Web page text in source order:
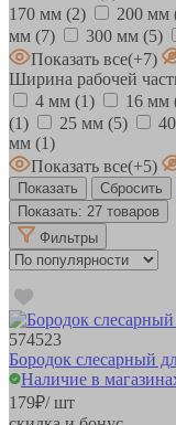
170 мм (2) 200 мм
мм (7) 300 мм (5)
Показать все(+7)
Ширина рабочей
4 мм (1) 16 мм
(1)
25 мм (5)
мм (1)
Показать все(+5)
Показать: 27 товаров
Фильтры
574523
Бородок слесарный
Наличие в
179₽/ шт